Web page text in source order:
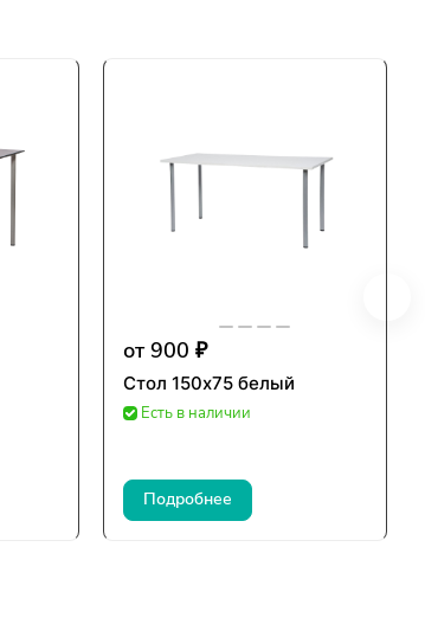
от 900 ₽
Стол 150х75 белый
Есть в наличии
Подробнее